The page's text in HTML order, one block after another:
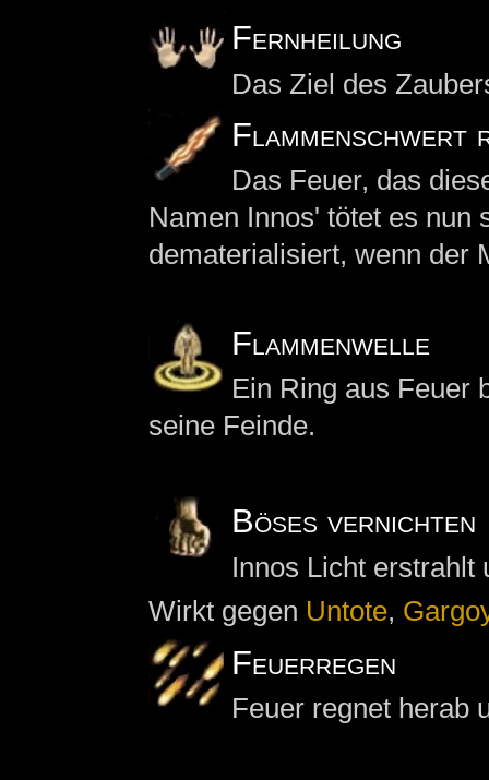
Fernheilung
Das Ziel des
Flammenschwert
Das Feuer, das
Namen Innos' tötet es nun
dematerialisiert, wenn der
Flammenwelle
Ein Ring aus Feuer
seine Feinde.
Böses vernichten
Innos Licht erstrahlt
Wirkt gegen Untote,
Feuerregen
Feuer regnet herab